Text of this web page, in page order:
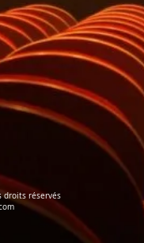
droits réservés